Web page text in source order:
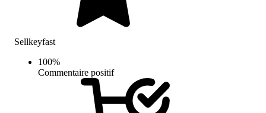
Sellkeyfast
100%
Commentaire positif